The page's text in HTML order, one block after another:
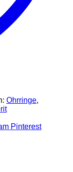
Ohrringe,
Pinterest